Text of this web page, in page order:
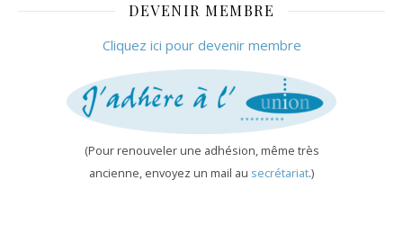
communiqué de
DEVENIR MEMBRE
Cliquez ici pour devenir membre
(Pour renouveler une adhésion, même très
ancienne, envoyez un mail au secrétariat.)